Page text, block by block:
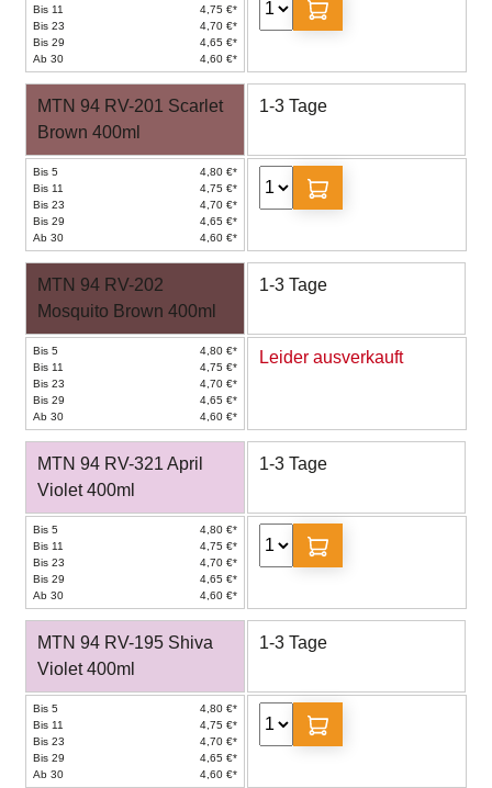
Bis 11
4,75 €*
Bis 23
4,70 €*
Bis 29
4,65 €*
Ab 30
4,60 €*
MTN 94 RV-201 Scarlet
Brown 400ml
1-3 Tage
Bis 5
4,80 €*
Bis 11
4,75 €*
Bis 23
4,70 €*
Bis 29
4,65 €*
Ab 30
4,60 €*
MTN 94 RV-202
Mosquito Brown 400ml
1-3 Tage
Bis 5
4,80 €*
Bis 11
4,75 €*
Bis 23
4,70 €*
Bis 29
4,65 €*
Ab 30
4,60 €*
Leider ausverkauft
MTN 94 RV-321 April
Violet 400ml
1-3 Tage
Bis 5
4,80 €*
Bis 11
4,75 €*
Bis 23
4,70 €*
Bis 29
4,65 €*
Ab 30
4,60 €*
MTN 94 RV-195 Shiva
Violet 400ml
1-3 Tage
Bis 5
4,80 €*
Bis 11
4,75 €*
Bis 23
4,70 €*
Bis 29
4,65 €*
Ab 30
4,60 €*